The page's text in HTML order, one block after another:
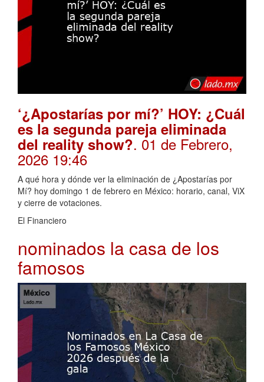
‘¿Apostarías por mí?’ HOY: ¿Cuál
es la segunda pareja eliminada
del reality show?. 01 de Febrero,
2026 19:46
A qué hora y dónde ver la eliminación de ¿Apostarías por
Mí? hoy domingo 1 de febrero en México: horario, canal, ViX
y cierre de votaciones.
El Financiero
nominados la casa de los
famosos